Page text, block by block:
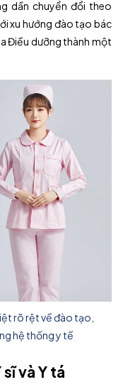
dần chuyển đổi theo
xu hướng đào tạo bác
Điều dưỡng thành một
rõ rệt về đào tạo,
hệ thống y tế
và Y tá